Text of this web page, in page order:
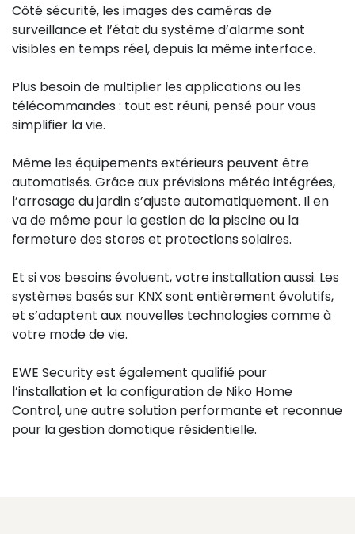
Côté sécurité, les images des caméras de
surveillance et l’état du système d’alarme sont
visibles en temps réel, depuis la même interface.
Plus besoin de multiplier les applications ou les
télécommandes : tout est réuni, pensé pour vous
simplifier la vie.
Même les équipements extérieurs peuvent être
automatisés. Grâce aux prévisions météo intégrées,
l’arrosage du jardin s’ajuste automatiquement. Il en
va de même pour la gestion de la piscine ou la
fermeture des stores et protections solaires.
Et si vos besoins évoluent, votre installation aussi. Les
systèmes basés sur KNX sont entièrement évolutifs,
et s’adaptent aux nouvelles technologies comme à
votre mode de vie.
EWE Security est également qualifié pour
l’installation et la configuration de Niko Home
Control, une autre solution performante et reconnue
pour la gestion domotique résidentielle.